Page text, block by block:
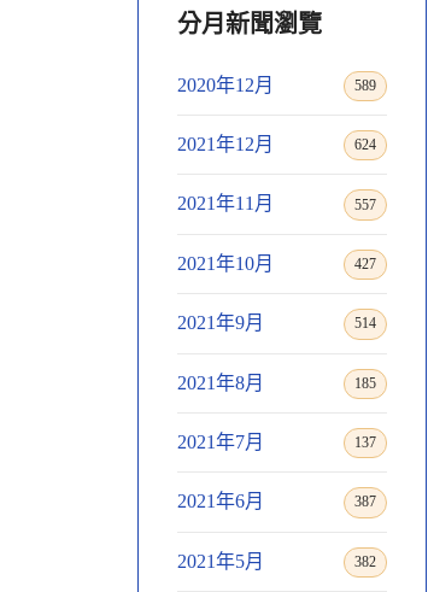
分月新聞瀏覽
2020年12月 589
2021年12月 624
2021年11月 557
2021年10月 427
2021年9月 514
2021年8月 185
2021年7月 137
2021年6月 387
2021年5月 382